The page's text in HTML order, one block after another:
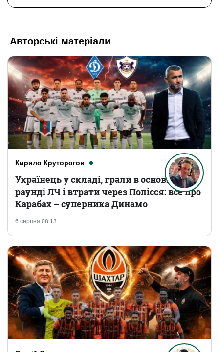
Авторські матеріали
Кирило Круторогов
6 серпня 08:13
Українець у складі, грали в основному
раунді ЛЧ і втрати через Полісся: все про
Карабах – суперника Динамо